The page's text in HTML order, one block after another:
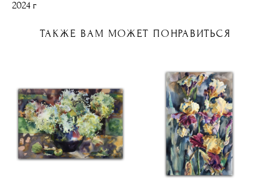
2024 г
ТАКЖЕ ВАМ МОЖЕТ ПОНРАВИТЬСЯ